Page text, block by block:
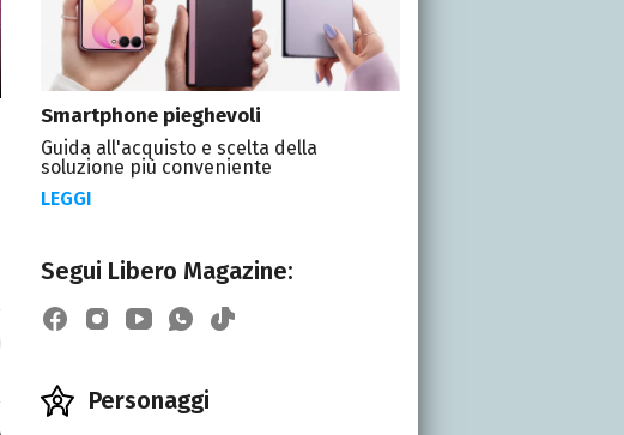
Smartphone pieghevoli
Guida all'acquisto e scelta della
soluzione più conveniente
LEGGI
Segui Libero Magazine:
Personaggi